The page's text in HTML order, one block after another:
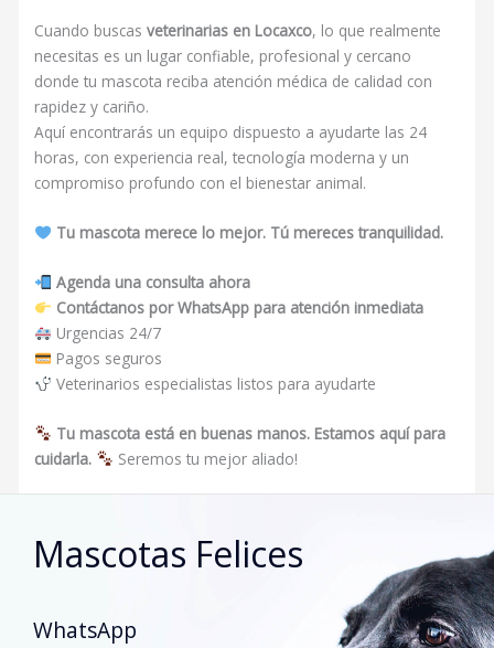
Cuando buscasveterinarias en Locaxco, lo que realmente
necesitas es un lugar confiable, profesional y cercano
donde tu mascota reciba atención médica de calidad con
rapidez y cariño.
Aquí encontrarás un equipo dispuesto a ayudarte las 24
horas, con experiencia real, tecnología moderna y un
compromiso profundo con el bienestar animal.
Tu mascota merece lo mejor. Tú mereces tranquilidad.
Agenda una consulta ahora
Contáctanos por WhatsApp para atención inmediata
Urgencias 24/7
Pagos seguros
Veterinarios especialistas listos para ayudarte
Tu mascota está en buenas manos. Estamos aquí para
cuidarla.
Seremos tu mejor aliado!
Mascotas Felices
WhatsApp